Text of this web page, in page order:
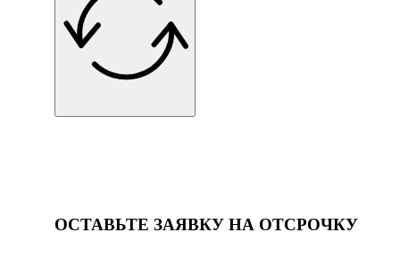
ОСТАВЬТЕ ЗАЯВКУ НА ОТСРОЧКУ